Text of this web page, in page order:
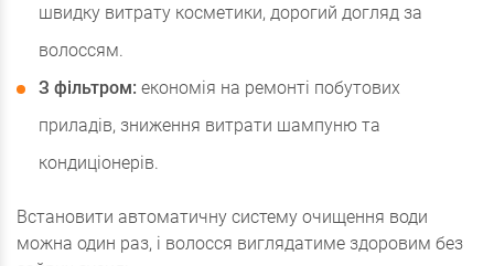
швидку витрату косметики, дорогий догляд за
волоссям.
З фільтром: економія на ремонті побутових
приладів, зниження витрати шампуню та
кондиціонерів.
Встановити автоматичну систему очищення води
можна один раз, і волосся виглядатиме здоровим без